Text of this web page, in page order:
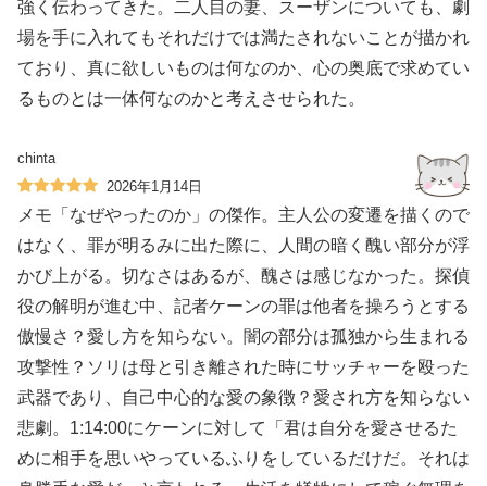
強く伝わってきた。二人目の妻、スーザンについても、劇
場を手に入れてもそれだけでは満たされないことが描かれ
ており、真に欲しいものは何なのか、心の奥底で求めてい
るものとは一体何なのかと考えさせられた。
chinta
2026年1月14日
メモ「なぜやったのか」の傑作。主人公の変遷を描くので
はなく、罪が明るみに出た際に、人間の暗く醜い部分が浮
かび上がる。切なさはあるが、醜さは感じなかった。探偵
役の解明が進む中、記者ケーンの罪は他者を操ろうとする
傲慢さ？愛し方を知らない。闇の部分は孤独から生まれる
攻撃性？ソリは母と引き離された時にサッチャーを殴った
武器であり、自己中心的な愛の象徴？愛され方を知らない
悲劇。1:14:00にケーンに対して「君は自分を愛させるた
めに相手を思いやっているふりをしているだけだ。それは